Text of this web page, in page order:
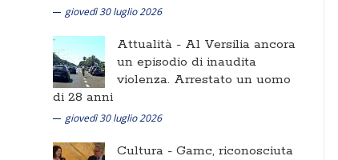
giovedì 30 luglio 2026
Attualità - Al Versilia ancora
un episodio di inaudita
violenza. Arrestato un uomo
di 28 anni
giovedì 30 luglio 2026
Cultura - Gamc, riconosciuta